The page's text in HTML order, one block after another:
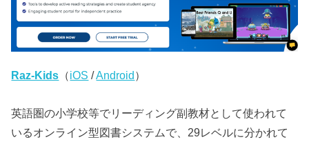
Raz-Kids （iOS /Android ）
英語圏の小学校等でリーディング副教材として使われて
いるオンライン型図書システムで、29レベルに分かれて